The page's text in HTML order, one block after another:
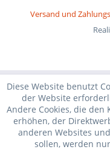
Versand und
Diese Website benutzt
der Website
Andere Cookies, die
erhöhen, der
anderen Websites
sollen, werden